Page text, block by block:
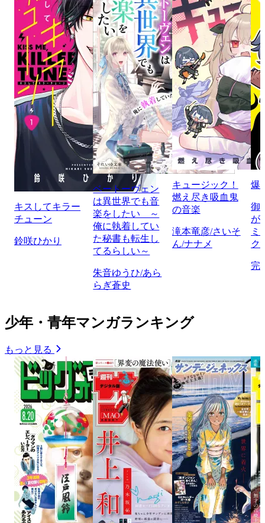
キスしてキラー
チューン
鈴咲ひかり
ベートーヴェン
は異世界でも音
楽をしたい ～
俺に執着してい
た秘書も転生し
てるらしい～
朱音ゆうひ/あら
らぎ蒼史
キュージック！
燃え尽き吸血鬼
の音楽
滝本竜彦/さいそ
ん/ナナメ
爆
御
が
ミ
ク
完
少年・青年マンガランキング
もっと見る